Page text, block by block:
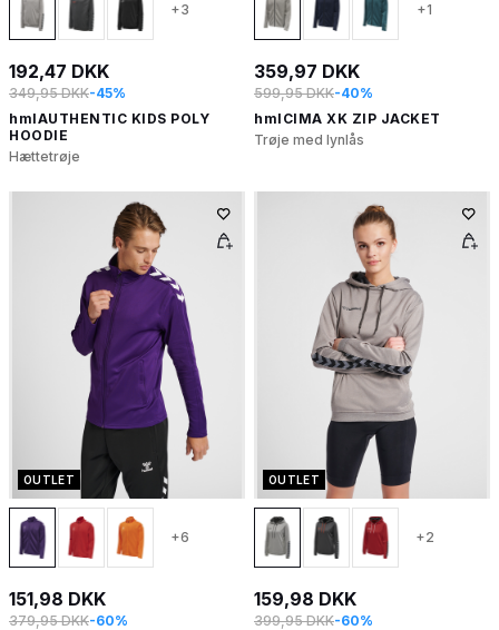
+3
192,47 DKK
349,95 DKK-45%
hmlAUTHENTIC KIDS POLY
HOODIE
Hættetrøje
+1
359,97 DKK
599,95 DKK-40%
hmlCIMA XK ZIP JACKET
Trøje med lynlås
OUTLET
+6
151,98 DKK
379,95 DKK-60%
OUTLET
+2
159,98 DKK
399,95 DKK-60%